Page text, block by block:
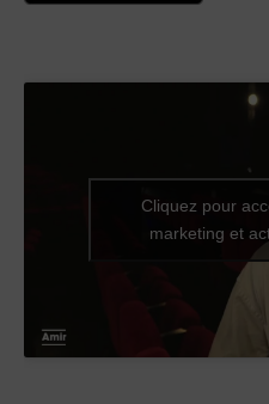
Cliquez pour
marketing et